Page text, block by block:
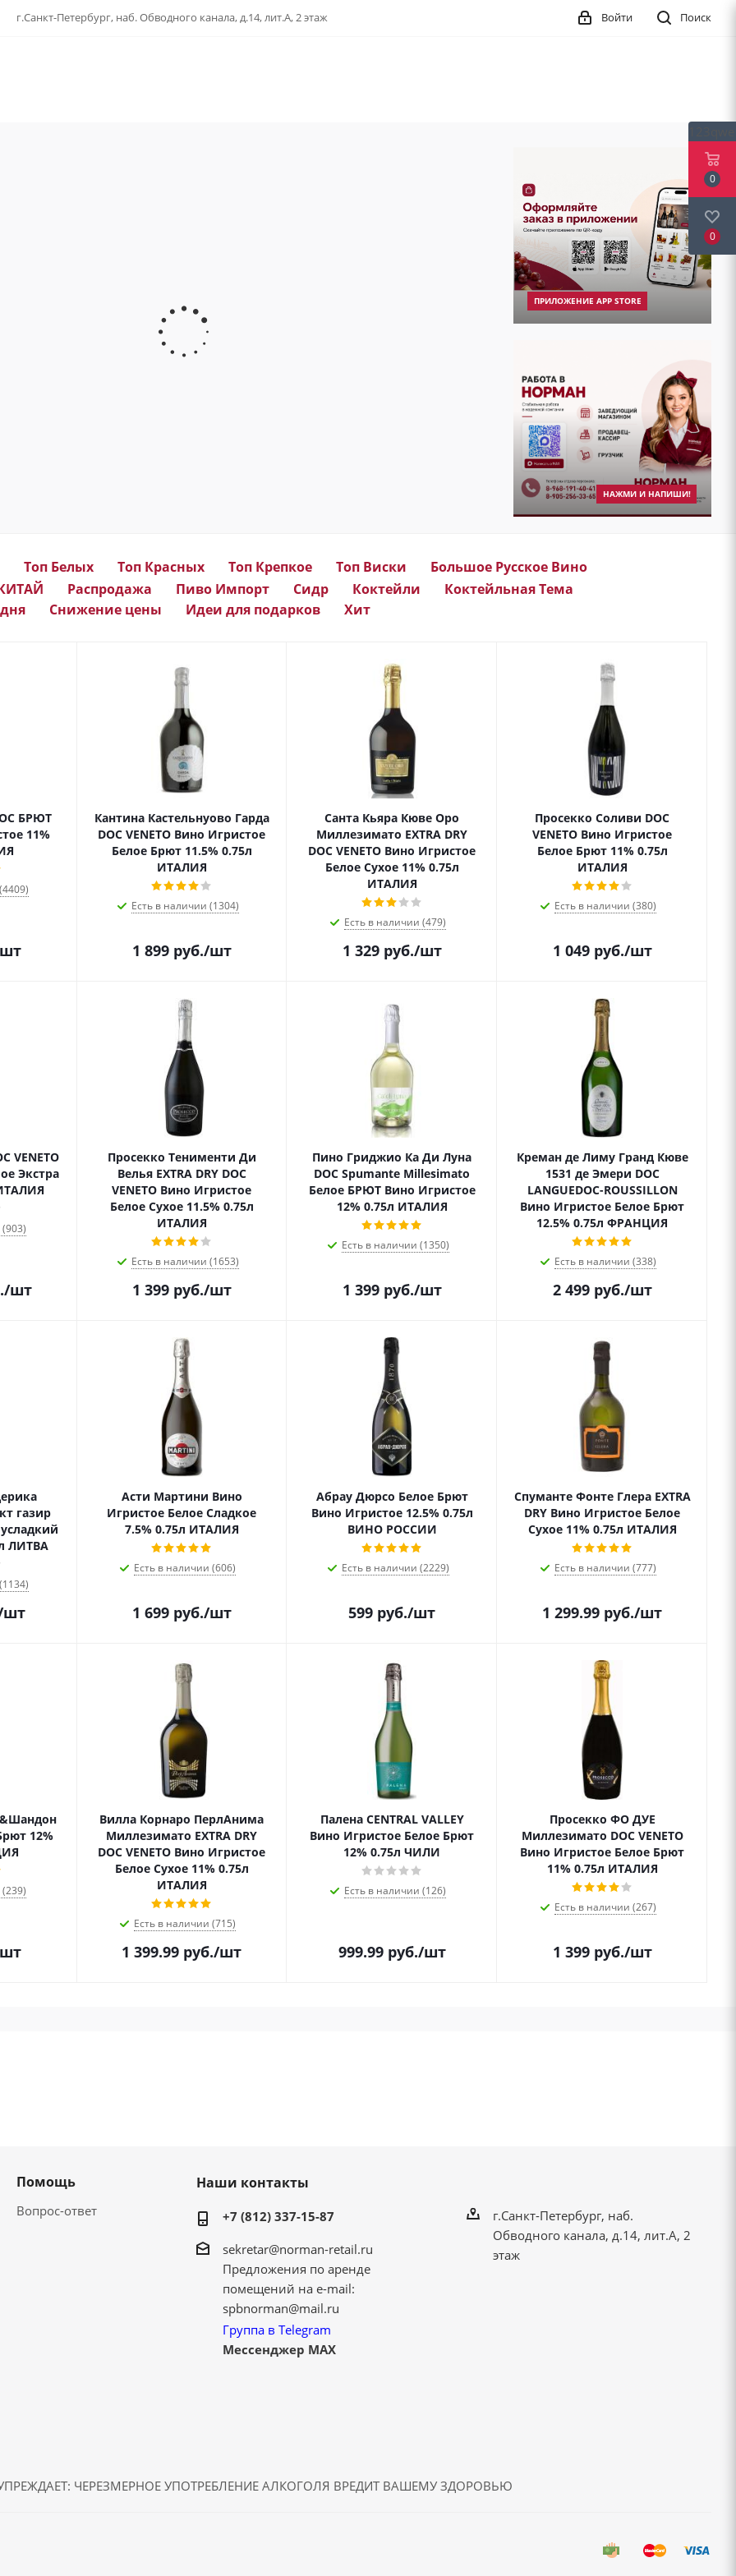
г.Санкт-Петербург, наб. Обводного канала, д.14, лит.А, 2 этаж Поиск
Войти
ПРИЛОЖЕНИЕ APP STORE
НАЖМИ И НАПИШИ!
Топ Белых Топ Красных Топ Крепкое Топ Виски
Большое Русское Вино
Распродажа Пиво Импорт Сидр Коктейли
Коктейльная Тема
Снижение цены Идеи для подарков Хит
БРЮТ
11%
Кантина Кастельнуово Гарда
DOC VENETO Вино Игристое
Белое Брют 11.5% 0.75л
ИТАЛИЯ
Есть в наличии (1304)
1 899руб./шт
Санта Кьяра Кюве Оро
Миллезимато EXTRA DRY
DOC VENETO Вино Игристое
Белое Сухое 11% 0.75л
ИТАЛИЯ
Есть в наличии (479)
1 329руб./шт
Просекко Соливи DOC
VENETO Вино Игристое
Белое Брют 11% 0.75л
ИТАЛИЯ
Есть в наличии (380)
1 049руб./шт
VENETO
Экстра
/шт
Просекко Тенименти Ди
Велья EXTRA DRY DOC
VENETO Вино Игристое
Белое Сухое 11.5% 0.75л
ИТАЛИЯ
Есть в наличии (1653)
1 399руб./шт
Пино Гриджио Ка Ди Луна
DOC Spumante Millesimato
Белое БРЮТ Вино Игристое
12% 0.75л ИТАЛИЯ
Есть в наличии (1350)
1 399руб./шт
Креман де Лиму Гранд Кюве
1531 де Эмери DOC
LANGUEDOC-ROUSSILLON
Вино Игристое Белое Брют
12.5% 0.75л ФРАНЦИЯ
Есть в наличии (338)
2 499руб./шт
газир
ЛИТВА
Асти Мартини Вино
Игристое Белое Сладкое
7.5% 0.75л ИТАЛИЯ
Есть в наличии (606)
1 699руб./шт
Абрау Дюрсо Белое Брют
Вино Игристое 12.5% 0.75л
ВИНО РОССИИ
Есть в наличии (2229)
599 руб./шт
Спуманте Фонте Глера EXTRA
DRY Вино Игристое Белое
Сухое 11% 0.75л ИТАЛИЯ
Есть в наличии (777)
1 299.99 руб./шт
12%
Вилла Корнаро ПерлАнима
Миллезимато EXTRA DRY
DOC VENETO Вино Игристое
Белое Сухое 11% 0.75л
ИТАЛИЯ
Есть в наличии (715)
1 399.99 руб./шт
Палена CENTRAL VALLEY
Вино Игристое Белое Брют
12% 0.75л ЧИЛИ
Есть в наличии (126)
999.99руб./шт
Просекко ФО ДУЕ
Миллезимато DOC VENETO
Вино Игристое Белое Брют
11% 0.75л ИТАЛИЯ
Есть в наличии (267)
1 399руб./шт
Помощь
Вопрос-ответ
Наши контакты
+7 (812) 337-15-87
sekretar@norman-retail.ru
Предложения по аренде
помещений на e-mail:
spbnorman@mail.ru
Группа в Telegram
Мессенджер MAX
г.Санкт-Петербург, наб.
Обводного канала, д.14, лит.А, 2
этаж
ЧЕРЕЗМЕРНОЕ УПОТРЕБЛЕНИЕ АЛКОГОЛЯ ВРЕДИТ ВАШЕМУ ЗДОРОВЬЮ
0
0